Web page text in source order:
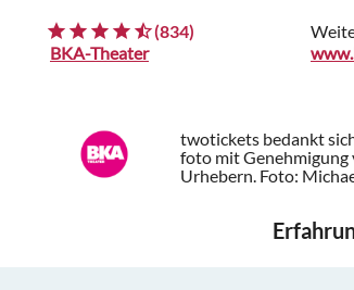
(834)
BKA-Theater
twotickets bedankt
foto mit Genehmigung
Urhebern. Foto: